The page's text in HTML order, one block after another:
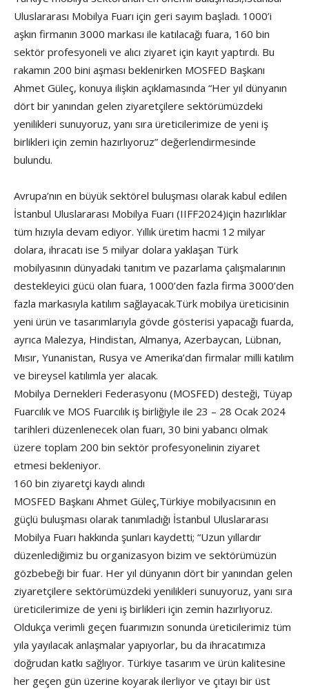
Uluslararası Mobilya Fuarı için geri sayım başladı. 1000’i
aşkın firmanın 3000 markası ile katılacağı fuara, 160 bin
sektör profesyoneli ve alıcı ziyaret için kayıt yaptırdı. Bu
rakamın 200 bini aşması beklenirken MOSFED Başkanı
Ahmet Güleç, konuya ilişkin açıklamasında “Her yıl dünyanın
dört bir yanından gelen ziyaretçilere sektörümüzdeki
yenilikleri sunuyoruz, yanı sıra üreticilerimize de yeni iş
birlikleri için zemin hazırlıyoruz” değerlendirmesinde
bulundu.
Avrupa’nın en büyük sektörel buluşması olarak kabul edilen
İstanbul Uluslararası Mobilya Fuarı (IIFF2024)için hazırlıklar
tüm hızıyla devam ediyor. Yıllık üretim hacmi 12 milyar
dolara, ihracatı ise 5 milyar dolara yaklaşan Türk
mobilyasının dünyadaki tanıtım ve pazarlama çalışmalarının
destekleyici gücü olan fuara, 1000’den fazla firma 3000’den
fazla markasıyla katılım sağlayacak.Türk mobilya üreticisinin
yeni ürün ve tasarımlarıyla gövde gösterisi yapacağı fuarda,
ayrıca Malezya, Hindistan, Almanya, Azerbaycan, Lübnan,
Mısır, Yunanistan, Rusya ve Amerika’dan firmalar milli katılım
ve bireysel katılımla yer alacak.
Mobilya Dernekleri Federasyonu (MOSFED) desteği, Tüyap
Fuarcılık ve MOS Fuarcılık iş birliğiyle ile 23 – 28 Ocak 2024
tarihleri düzenlenecek olan fuarı, 30 bini yabancı olmak
üzere toplam 200 bin sektör profesyonelinin ziyaret
etmesi bekleniyor.
160 bin ziyaretçi kaydı alındı
MOSFED Başkanı Ahmet Güleç,Türkiye mobilyacısının en
güçlü buluşması olarak tanımladığı İstanbul Uluslararası
Mobilya Fuarı hakkında şunları kaydetti; “Uzun yıllardır
düzenlediğimiz bu organizasyon bizim ve sektörümüzün
gözbebeği bir fuar. Her yıl dünyanın dört bir yanından gelen
ziyaretçilere sektörümüzdeki yenilikleri sunuyoruz, yanı sıra
üreticilerimize de yeni iş birlikleri için zemin hazırlıyoruz.
Oldukça verimli geçen fuarımızın sonunda üreticilerimiz tüm
yıla yayılacak anlaşmalar yapıyorlar, bu da ihracatımıza
doğrudan katkı sağlıyor. Türkiye tasarım ve ürün kalitesine
her geçen gün üzerine koyarak ilerliyor ve çıtayı bir üst